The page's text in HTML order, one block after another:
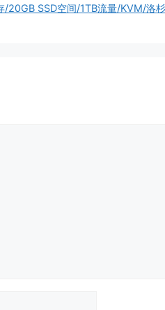
SSD空间/1TB流量/KVM/洛